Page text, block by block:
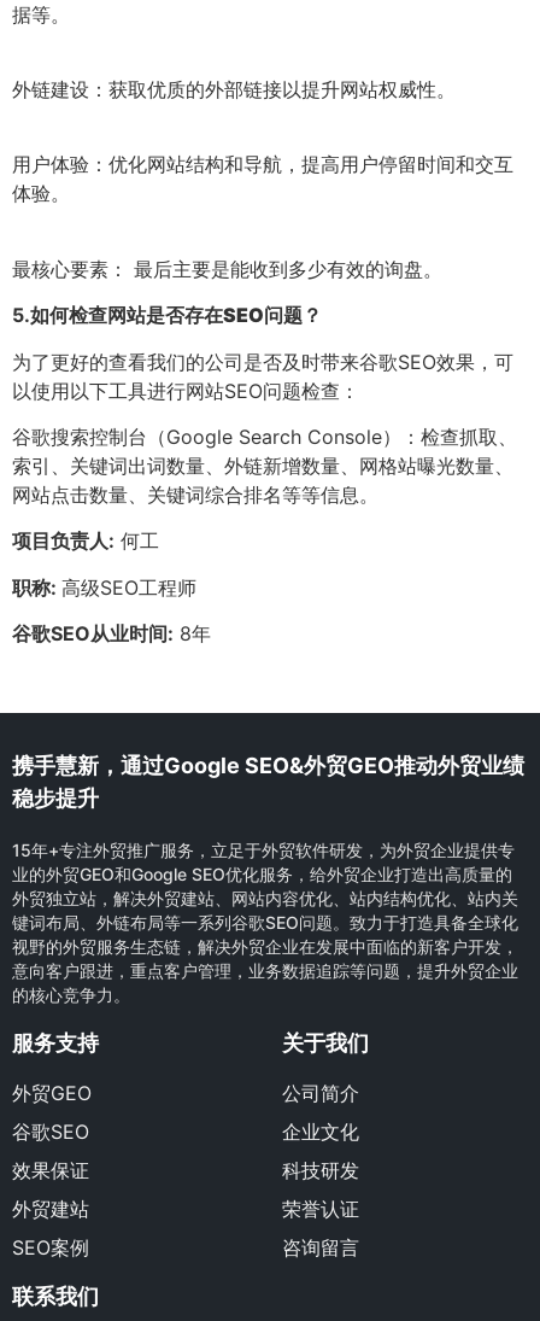
据等。
外链建设：获取优质的外部链接以提升网站权威性。
用户体验：优化网站结构和导航，提高用户停留时间和交互
体验。
最核心要素： 最后主要是能收到多少有效的询盘。
5.如何检查网站是否存在SEO问题？
为了更好的查看我们的公司是否及时带来谷歌SEO效果，可
以使用以下工具进行网站SEO问题检查：
谷歌搜索控制台（Google Search Console）：检查抓取、
索引、关键词出词数量、外链新增数量、网格站曝光数量、
网站点击数量、关键词综合排名等等信息。
项目负责人: 何工
职称: 高级SEO工程师
谷歌SEO从业时间: 8年
携手慧新，通过Google SEO&外贸GEO推动外贸业绩
稳步提升
15年+专注外贸推广服务，立足于外贸软件研发，为外贸企业提供专
业的外贸GEO和Google SEO优化服务，给外贸企业打造出高质量的
外贸独立站，解决外贸建站、网站内容优化、站内结构优化、站内关
键词布局、外链布局等一系列谷歌SEO问题。致力于打造具备全球化
视野的外贸服务生态链，解决外贸企业在发展中面临的新客户开发，
意向客户跟进，重点客户管理，业务数据追踪等问题，提升外贸企业
的核心竞争力。
服务支持
外贸GEO
谷歌SEO
效果保证
外贸建站
SEO案例
关于我们
公司简介
企业文化
科技研发
荣誉认证
咨询留言
联系我们